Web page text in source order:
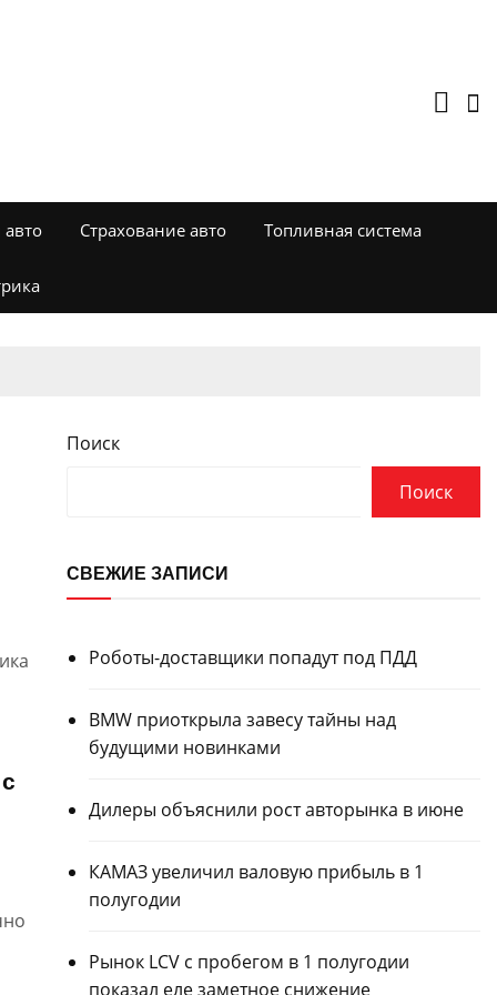
Страхование авто Топливная система
Поиск
Поиск
СВЕЖИЕ ЗАПИСИ
Роботы-доставщики попадут под ПДД
BMW приоткрыла завесу тайны над
будущими новинками
Дилеры объяснили рост авторынка в июне
КАМАЗ увеличил валовую прибыль в 1
полугодии
Рынок LCV с пробегом в 1 полугодии
показал еле заметное снижение